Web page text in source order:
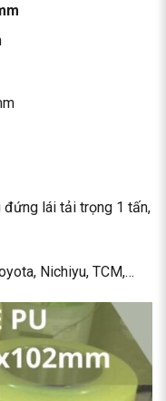
đứng lái tải trọng 1 tấn,
Nichiyu, TCM,…